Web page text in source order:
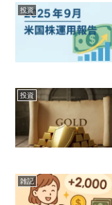
投資
投資
雑記